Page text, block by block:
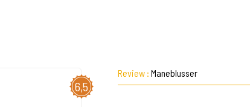
6,5
Review : Maneblusser